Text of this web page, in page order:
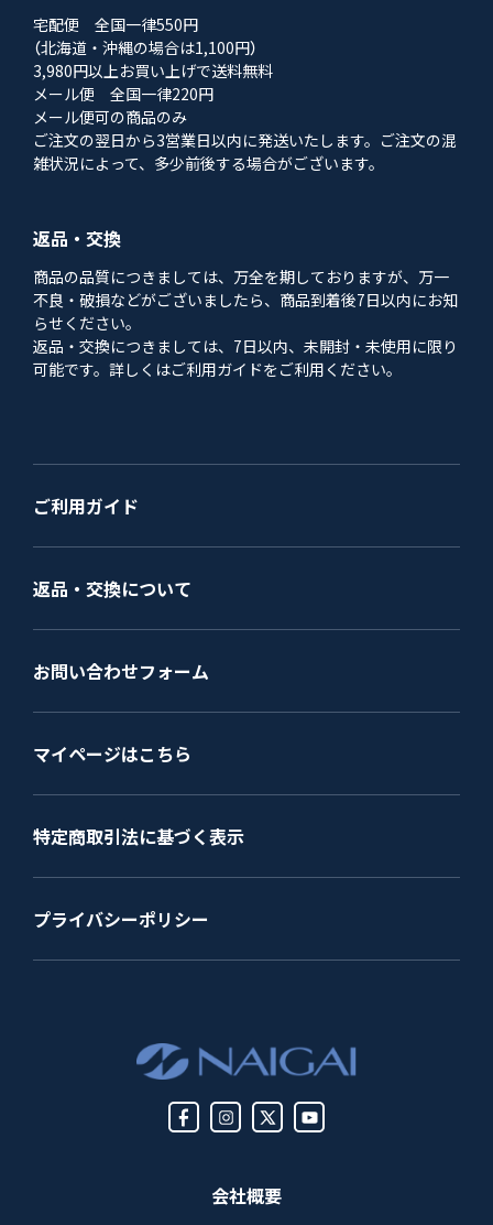
会社概要
宅配便 全国一律550円
（北海道・沖縄の場合は1,100円）
3,980円以上お買い上げで送料無料
メール便 全国一律220円
メール便可の商品のみ
ご注文の翌日から3営業日以内に発送いたします。ご注文の混
雑状況によって、多少前後する場合がございます。
返品・交換
商品の品質につきましては、万全を期しておりますが、万一
不良・破損などがございましたら、商品到着後7日以内にお知
らせください。
返品・交換につきましては、7日以内、未開封・未使用に限り
可能です。詳しくはご利用ガイドをご利用ください。
ご利用ガイド
返品・交換について
お問い合わせフォーム
マイページはこちら
特定商取引法に基づく表示
プライバシーポリシー